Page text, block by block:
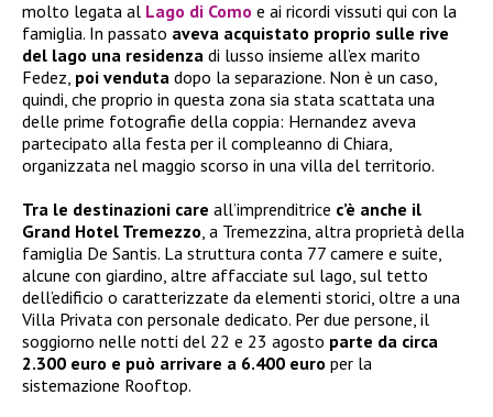
molto legata al Lago di Como e ai ricordi vissuti qui con la
famiglia. In passato aveva acquistato proprio sulle rive
del lago una residenza di lusso insieme all’ex marito
Fedez, poi venduta dopo la separazione. Non è un caso,
quindi, che proprio in questa zona sia stata scattata una
delle prime fotografie della coppia: Hernandez aveva
partecipato alla festa per il compleanno di Chiara,
organizzata nel maggio scorso in una villa del territorio.
Tra le destinazioni care all’imprenditrice c’è anche il
Grand Hotel Tremezzo, a Tremezzina, altra proprietà della
famiglia De Santis. La struttura conta 77 camere e suite,
alcune con giardino, altre affacciate sul lago, sul tetto
dell’edificio o caratterizzate da elementi storici, oltre a una
Villa Privata con personale dedicato. Per due persone, il
soggiorno nelle notti del 22 e 23 agosto parte da circa
2.300 euro e può arrivare a 6.400 euro per la
sistemazione Rooftop.